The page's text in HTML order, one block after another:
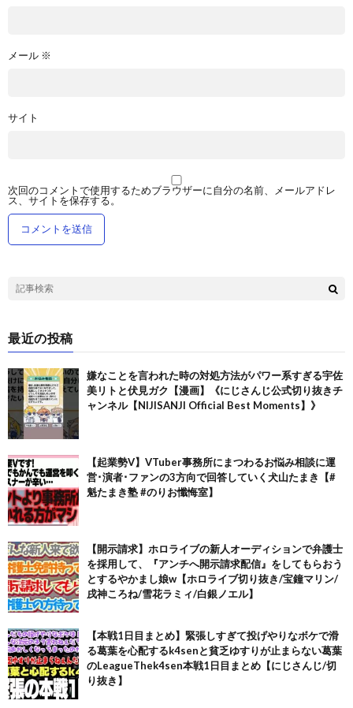
メール ※
サイト
次回のコメントで使用するためブラウザーに自分の名前、メールアドレ
ス、サイトを保存する。
最近の投稿
嫌なことを言われた時の対処方法がパワー系すぎる宇佐
美リトと伏見ガク【漫画】《にじさんじ公式切り抜きチ
ャンネル【NIJISANJI Official Best Moments】》
【起業勢V】VTuber事務所にまつわるお悩み相談に運
営･演者･ファンの3方向で回答していく犬山たまき【#
魁たまき塾 #のりお懺悔室】
【開示請求】ホロライブの新人オーディションで弁護士
を採用して、『アンチへ開示請求配信』をしてもらおう
とするやかまし娘w【ホロライブ切り抜き/宝鐘マリン/
戌神ころね/雪花ラミィ/白銀ノエル】
【本戦1日目まとめ】緊張しすぎて投げやりなボケで滑
る葛葉を心配するk4senと貧乏ゆすりが止まらない葛葉
のLeagueThek4sen本戦1日目まとめ【にじさんじ/切
り抜き】